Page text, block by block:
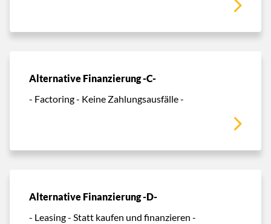
Alternative Finanzierung -C-
- Factoring - Keine Zahlungsausfälle -
Alternative Finanzierung -D-
- Leasing - Statt kaufen und finanzieren -